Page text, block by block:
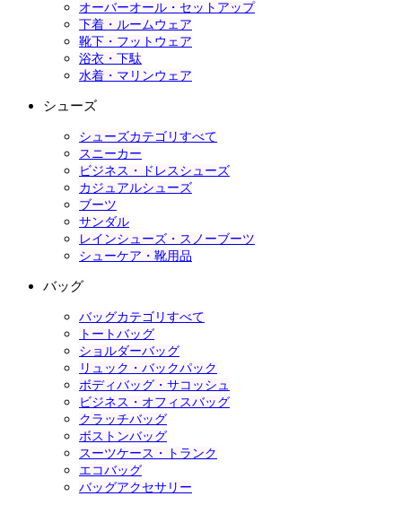
オーバーオール・セットアップ
下着・ルームウェア
靴下・フットウェア
浴衣・下駄
水着・マリンウェア
シューズ
シューズカテゴリすべて
スニーカー
ビジネス・ドレスシューズ
カジュアルシューズ
ブーツ
サンダル
レインシューズ・スノーブーツ
シューケア・靴用品
バッグ
バッグカテゴリすべて
トートバッグ
ショルダーバッグ
リュック・バックパック
ボディバッグ・サコッシュ
ビジネス・オフィスバッグ
クラッチバッグ
ボストンバッグ
スーツケース・トランク
エコバッグ
バッグアクセサリー